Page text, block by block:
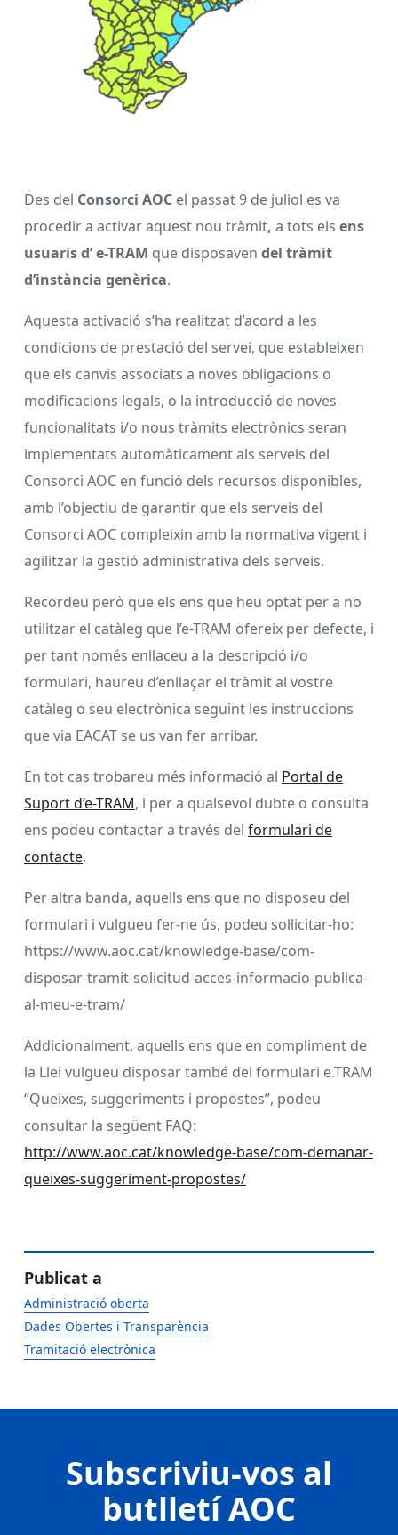
Des del Consorci AOC el passat 9 de juliol es va
procedir a activar aquest nou tràmit, a tots els ens
usuarisd’ e-TRAM que disposaven del tràmit
d’instància genèrica.
Aquesta activació s’ha realitzat d’acord a les
condicions de prestació del servei, que estableixen
que els canvis associats a noves obligacions o
modificacions legals, o la introducció de noves
funcionalitats i/o nous tràmits electrònics seran
implementats automàticament als serveis del
Consorci AOC en funció dels recursos disponibles,
amb l’objectiu de garantir que els serveis del
Consorci AOC compleixin amb la normativa vigent i
agilitzar la gestió administrativa dels serveis.
Recordeu però que els ens que heu optat per a no
utilitzar el catàleg que l’e-TRAM ofereix per defecte, i
per tant només enllaceu a la descripció i/o
formulari, haureu d’enllaçar el tràmit al vostre
catàleg o seu electrònica seguint les instruccions
que via EACAT se us van fer arribar.
En tot cas trobareu més informació al Portal de
Suport d’e-TRAM, i per a qualsevol dubte o consulta
ens podeu contactar a través del formulari de
contacte.
Per altra banda, aquells ens que no disposeu del
formulari i vulgueu fer-ne ús, podeu sol·licitar-ho:
https://www.aoc.cat/knowledge-base/com-
disposar-tramit-solicitud-acces-informacio-publica-
al-meu-e-tram/
Addicionalment, aquells ens que en compliment de
la Llei vulgueu disposar també del formulari e.TRAM
“Queixes, suggeriments i propostes”, podeu
consultar la següent FAQ:
http://www.aoc.cat/knowledge-base/com-demanar-
queixes-suggeriment-propostes/
Publicat a
Administració oberta
Dades Obertes i Transparència
Tramitació electrònica
Subscriviu-vos al
butlletí AOC